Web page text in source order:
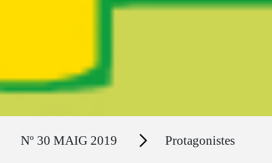
Nº 30 MAIG 2019 Secciones Protagonistes